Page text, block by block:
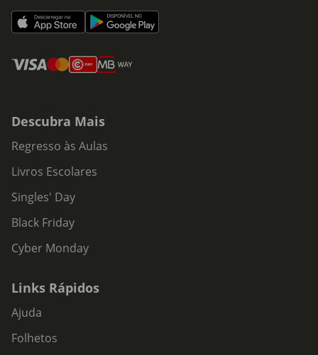
Descubra Mais
Regresso às Aulas
Livros Escolares
Singles' Day
Black Friday
Cyber Monday
Links Rápidos
Ajuda
Folhetos